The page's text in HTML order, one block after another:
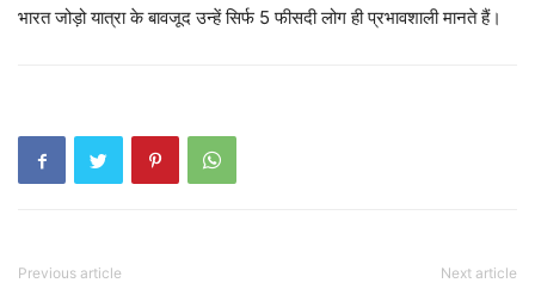
भारत जोड़ो यात्रा के बावजूद उन्हें सिर्फ 5 फीसदी लोग ही प्रभावशाली मानते हैं।
Previous article Next article